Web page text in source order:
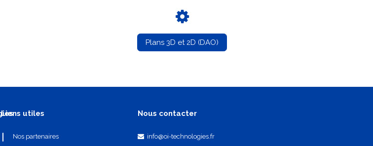
Plans 3D et 2D (DAO)
Liens utiles
Nos partenaires
Nous contacter
info@oi-technologies.fr